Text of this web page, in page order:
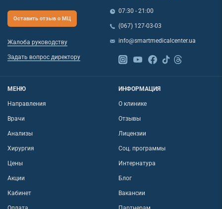
Оставить отзыв о МЦ
Жалоба руководству
Задать вопрос директору
07:30 - 21:00
(067) 127-03-03
info@smartmedicalcenter.ua
МЕНЮ
Направления
Врачи
Анализы
Хирургия
Цены
Акции
Кабинет
ИНФОРМАЦИЯ
О клинике
Отзывы
Лицензии
Соц. программы
Интернатура
Блог
Вакансии